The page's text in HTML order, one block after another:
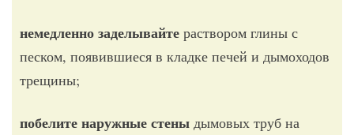
немедленно заделывайте раствором глины с
песком, появившиеся в кладке печей и дымоходов
трещины;
побелите наружные стены дымовых труб на